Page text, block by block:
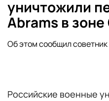
уничтожили
Abrams в
Об этом сообщил
Российские военные